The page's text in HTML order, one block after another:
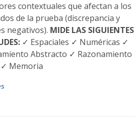
contextuales que afectan a los
de la prueba (discrepancia y
negativos). MIDE LAS SIGUIENTES
✓ Espaciales ✓ Numéricas ✓
Abstracto ✓ Razonamiento
Memoria